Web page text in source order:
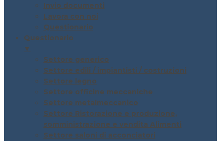
Invio documenti
Lavora con noi
Questionario
Questionario
▼
Settore generico
Settore edili / impiantisti / costruzioni
Settore legno
Settore officine meccaniche
Settore metalmeccanico
Settore Ristorazione e produzione,
somministrazione e vendita Alimenti
Settore saloni di acconciatori